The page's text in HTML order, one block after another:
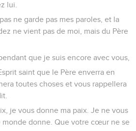
lui.
ne garde pas mes paroles, et la
ne vient pas de moi, mais du Père
que je suis encore avec vous,
saint que le Père enverra en
toutes choses et vous rappellera
je vous donne ma paix. Je ne vous
monde donne. Que votre cœur ne se